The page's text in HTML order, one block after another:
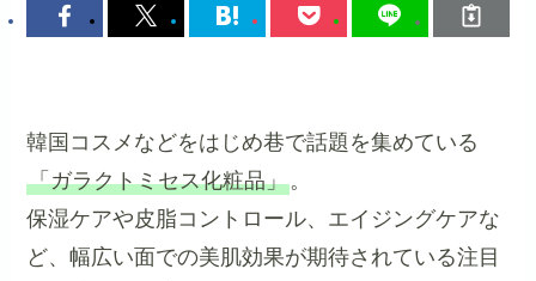
韓国コスメなどをはじめ巷で話題を集めている
「ガラクトミセス化粧品」。
保湿ケアや皮脂コントロール、エイジングケアな
ど、幅広い面での美肌効果が期待されている注目